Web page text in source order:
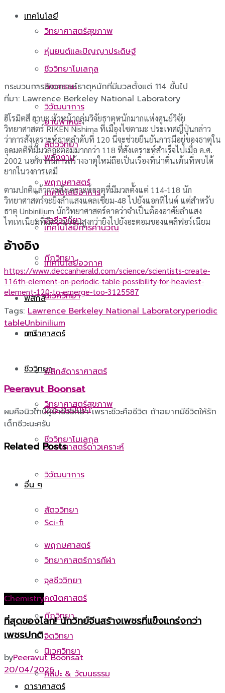
วิทยาศาสตร์สุขภาพ
ชีววิทยาโมเลกุล
วิวัฒนาการ
สัตววิทยา
พฤกษศาสตร์
จุลชีววิทยา
กีฏวิทยา
นิเวศวิทยา
ดาราศาสตร์
ฟิสิกส์ดาราศาสตร์
จักรวาลวิทยา
วิทยาศาสตร์ดาวเคราะห์
อื่น ๆ
Sci-fi
วิทยาศาสตร์การกีฬา
คณิตศาสตร์
จิตวิทยา
ศิลปะ & วัฒนธรรม
เทคโนโลยี
หุ่นยนต์และปัญญาประดิษฐ์
วิศวกรรม
ยานพาหนะ
พลังงาน
เทคโนโลยีอาหาร
เทคโนโลยีการคำนวณ
เทคโนโลยีอวกาศ
ฟิสิกส์
เคมี
ชีววิทยา
วิทยาศาสตร์สุขภาพ
ชีววิทยาโมเลกุล
วิวัฒนาการ
สัตววิทยา
พฤกษศาสตร์
จุลชีววิทยา
กีฏวิทยา
นิเวศวิทยา
ดาราศาสตร์
กระบวนการสังเคราะห์ธาตุหนักที่มีมวลตั้งแต่ 114 ขึ้นไป
ที่มา: Lawrence Berkeley National Laboratory
ฮิโรมิตสึ ฮาบะ หัวหน้ากลุ่มวิจัยธาตุหนักมากแห่งศูนย์วิจัย
วิทยาศาสตร์ RIKEN Nishima ที่เมืองไซตามะ ประเทศญี่ปุ่นกล่าว
ว่าการสังเคราะห์ธาตุลำดับที่ 120 นี่จะช่วยยืนยันการมีอยู่ของธาตุใน
อุดมคติที่มีมวลอะตอมมากกว่า 118 ที่สังเคราะห์สำเร็จไปเมื่อ ค.ศ.
2002 นอกจากนี้การสร้างธาตุใหม่ถือเป็นเรื่องที่น่าตื่นเต้นที่พบได้
ยากในวงการเคมี
ตามปกติแล้วการสังเคราะห์ธาตุที่มีมวลตั้งแต่ 114-118 นัก
วิทยาศาสตร์จะยิงลำแสงแคลเซียม-48 ไปยังแอกทิไนด์ แต่สำหรับ
ธาตุ Unbinilium นักวิทยาศาสตร์คาดว่าจำเป็นต้องอาศัยลำแสง
ไทเทเนียมที่มีความร้อนสูงกว่ายิงไปยังอะตอมของแคลิฟอร์เนียม
อ้างอิง
https://www.deccanherald.com/science/scientists-create-
116th-element-on-periodic-table-possibility-for-heaviest-
element-120-to-emerge-too-3125587
Tags: Lawrence Berkeley National Laboratoryperiodic
tableUnbinilium
Peeravut Boonsat
ผมคือนิวไทป์ผู้บ้าชีววิทยา เพราะชีวะคือชีวิต ถ้าอยากมีชีวิตให้รัก
เด็กชีวะนะครับ
Related Posts
Chemistry
ที่สุดของโลก! นักวิทย์จีนสร้างเพชรที่แข็งแกร่งกว่า
เพชรปกติ
byPeeravut Boonsat
20/04/2026